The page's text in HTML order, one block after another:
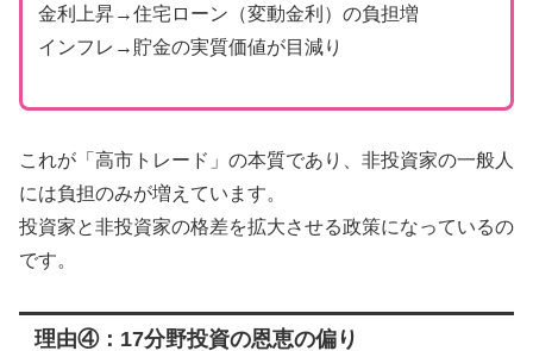
金利上昇→住宅ローン（変動金利）の負担増
インフレ→貯金の実質価値が目減り
これが「高市トレード」の本質であり、非投資家の一般人
には負担のみが増えています。
投資家と非投資家の格差を拡大させる政策になっているの
です。
理由④：17分野投資の恩恵の偏り